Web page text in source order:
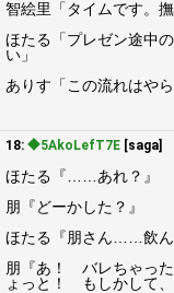
智絵里「タイムです。
ほたる「プレゼン途中
い」
ありす「この流れはや
18: ◆5AkoLefT7E [saga]
ほたる『……あれ？』
朋『どーかした？』
ほたる『朋さん……飲ん
朋『あ！ バレちゃっ
ょっと！ もしかして